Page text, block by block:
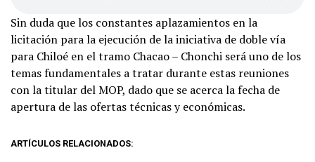
Sin duda que los constantes aplazamientos en la
licitación para la ejecución de la iniciativa de doble vía
para Chiloé en el tramo Chacao – Chonchi será uno de los
temas fundamentales a tratar durante estas reuniones
con la titular del MOP, dado que se acerca la fecha de
apertura de las ofertas técnicas y económicas.
ARTÍCULOS RELACIONADOS: